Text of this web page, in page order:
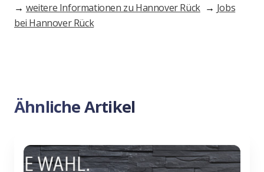
→ weitere Informationen zu Hannover Rück→ Jobs
bei Hannover Rück
Ähnliche Artikel